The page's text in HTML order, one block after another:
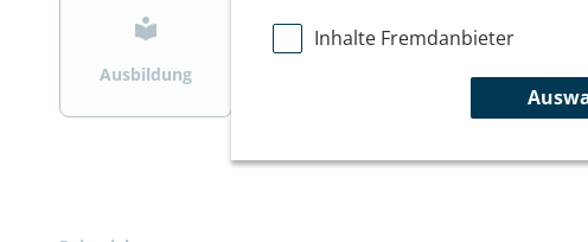
Ausbildung Wintersport
Inhalte Fremdanbieter